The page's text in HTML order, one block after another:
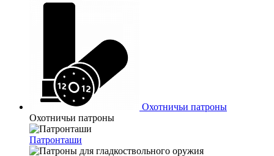
Охотничьи патроны
Охотничьи патроны
Патронташи